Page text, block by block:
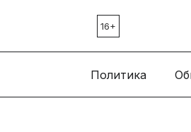
16+
Политика